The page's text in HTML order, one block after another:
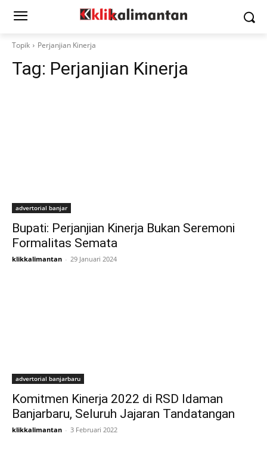
Topik Perjanjian Kinerja
Tag: Perjanjian Kinerja
advertorial banjar
Bupati: Perjanjian Kinerja Bukan Seremoni
Formalitas Semata
klikkalimantan - 29 Januari 2024
advertorial banjarbaru
Komitmen Kinerja 2022 di RSD Idaman
Banjarbaru, Seluruh Jajaran Tandatangan
klikkalimantan - 3 Februari 2022